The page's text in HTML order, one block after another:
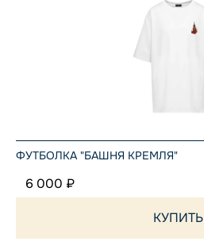
ФУТБОЛКА "БАШНЯ КРЕМЛЯ"
6 000 ₽
КУПИТЬ